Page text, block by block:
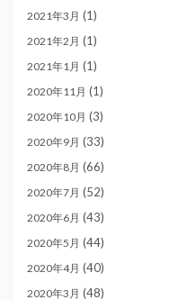
2021年3月 (1)
2021年2月 (1)
2021年1月 (1)
2020年11月 (1)
2020年10月 (3)
2020年9月 (33)
2020年8月 (66)
2020年7月 (52)
2020年6月 (43)
2020年5月 (44)
2020年4月 (40)
2020年3月 (48)